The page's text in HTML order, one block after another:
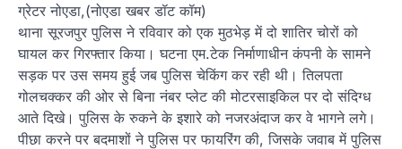
ग्रेटर नोएडा,(नोएडा खबर डॉट कॉम)
थाना सूरजपुर पुलिस ने रविवार को एक मुठभेड़ में दो शातिर चोरों को
घायल कर गिरफ्तार किया। घटना एम.टेक निर्माणाधीन कंपनी के सामने
सड़क पर उस समय हुई जब पुलिस चेकिंग कर रही थी। तिलपता
गोलचक्कर की ओर से बिना नंबर प्लेट की मोटरसाइकिल पर दो संदिग्ध
आते दिखे। पुलिस के रुकने के इशारे को नजरअंदाज कर वे भागने लगे।
पीछा करने पर बदमाशों ने पुलिस पर फायरिंग की, जिसके जवाब में पुलिस